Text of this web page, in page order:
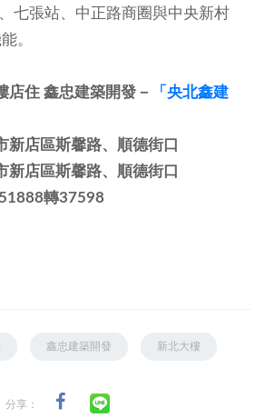
七張站、中正路商圈與中央新村
。
店住 鑫忠建築開發－
「央北鑫建
新店區斯馨路、順德街口
新店區斯馨路、順德街口
轉37598
鑫忠建築開發 新北大樓
分享：